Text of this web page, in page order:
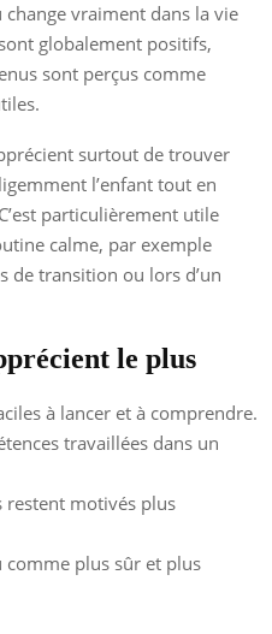
change vraiment dans la vie
globalement positifs,
sont perçus comme
surtout de trouver
l’enfant tout en
particulièrement utile
calme, par exemple
de transition ou lors d’un
le plus
à lancer et à comprendre.
travaillées dans un
restent motivés plus
comme plus sûr et plus